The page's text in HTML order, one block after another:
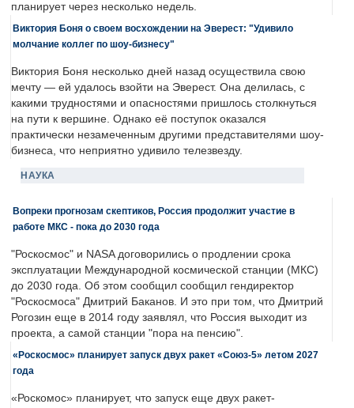
планирует через несколько недель.
Виктория Боня о своем восхождении на Эверест: "Удивило
молчание коллег по шоу-бизнесу"
Виктория Боня несколько дней назад осуществила свою
мечту — ей удалось взойти на Эверест. Она делилась, с
какими трудностями и опасностями пришлось столкнуться
на пути к вершине. Однако её поступок оказался
практически незамеченным другими представителями шоу-
бизнеса, что неприятно удивило телезвезду.
НАУКА
Вопреки прогнозам скептиков, Россия продолжит участие в
работе МКС - пока до 2030 года
"Роскосмос" и NASA договорились о продлении срока
эксплуатации Международной космической станции (МКС)
до 2030 года. Об этом сообщил сообщил гендиректор
"Роскосмоса" Дмитрий Баканов. И это при том, что Дмитрий
Рогозин еще в 2014 году заявлял, что Россия выходит из
проекта, а самой станции "пора на пенсию".
«Роскосмос» планирует запуск двух ракет «Союз-5» летом 2027
года
«Роскомос» планирует, что запуск еще двух ракет-